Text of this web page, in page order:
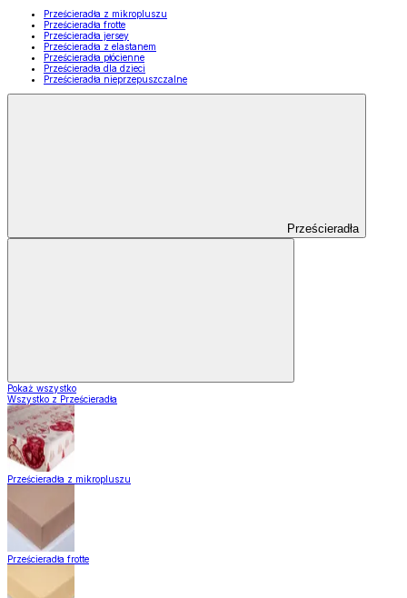
Prześcieradła z mikropluszu
Prześcieradła frotte
Prześcieradła jersey
Prześcieradła z elastanem
Prześcieradła płócienne
Prześcieradła dla dzieci
Prześcieradła nieprzepuszczalne
Prześcieradła
Pokaż wszystko
Wszystko z Prześcieradła
Prześcieradła z mikropluszu
Prześcieradła frotte